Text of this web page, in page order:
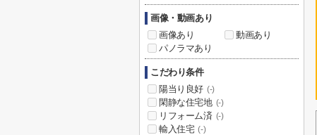
画像・動画あり
画像あり
動画あり
パノラマあり
こだわり条件
陽当り良好 (-)
閑静な住宅地 (-)
リフォーム済 (-)
輸入住宅 (-)